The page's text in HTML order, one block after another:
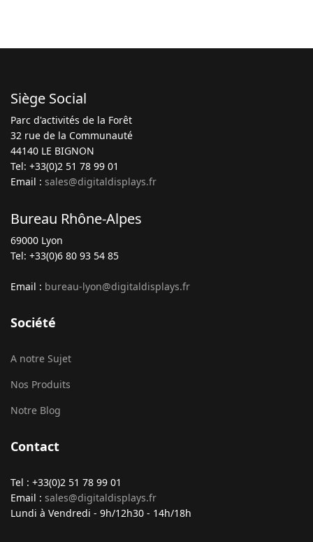
Siège Social
Parc d'activités de la Forêt
32 rue de la Communauté
44140 LE BIGNON
Tel: +33(0)2 51 78 99 01
Email : sales@digitaldisplays.fr
Bureau Rhône-Alpes
69000 Lyon
Tel: +33(0)6 80 93 54 85
Email : bureau-lyon@digitaldisplays.fr
Société
A notre Sujet
Nos Produits
Notre Blog
Contact
Tel : +33(0)2 51 78 99 01
Email : sales@digitaldisplays.fr
Lundi à Vendredi - 9h/12h30 - 14h/18h